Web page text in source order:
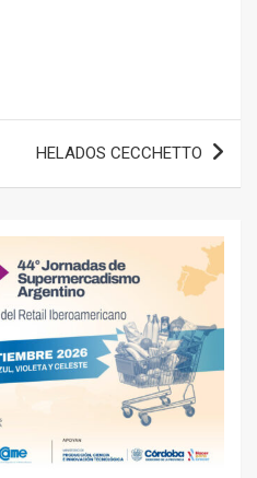
HELADOS CECCHETTO